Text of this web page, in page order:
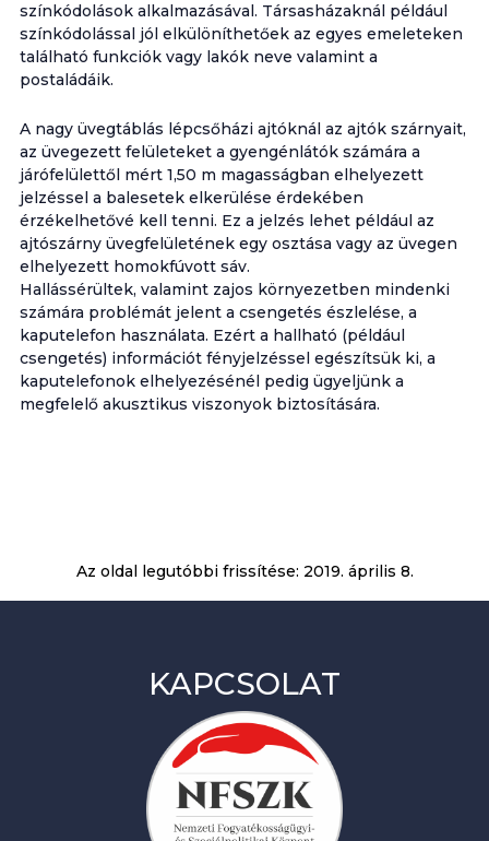
színkódolások alkalmazásával. Társasházaknál például
színkódolással jól elkülöníthetőek az egyes emeleteken
található funkciók vagy lakók neve valamint a
postaládáik.
A nagy üvegtáblás lépcsőházi ajtóknál az ajtók szárnyait,
az üvegezett felületeket a gyengénlátók számára a
járófelülettől mért 1,50 m magasságban elhelyezett
jelzéssel a balesetek elkerülése érdekében
érzékelhetővé kell tenni. Ez a jelzés lehet például az
ajtószárny üvegfelületének egy osztása vagy az üvegen
elhelyezett homokfúvott sáv.
Hallássérültek, valamint zajos környezetben mindenki
számára problémát jelent a csengetés észlelése, a
kaputelefon használata. Ezért a hallható (például
csengetés) információt fényjelzéssel egészítsük ki, a
kaputelefonok elhelyezésénél pedig ügyeljünk a
megfelelő akusztikus viszonyok biztosítására.
Az oldal legutóbbi frissítése: 2019. április 8.
KAPCSOLAT